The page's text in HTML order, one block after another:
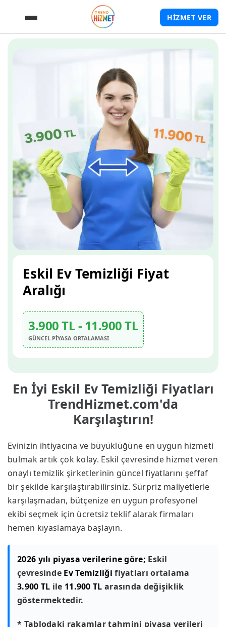
HİZMET VER
En İyi Eskil Ev Temizliği Fiyatları
TrendHizmet.com'da
Karşılaştırın!
Evinizin ihtiyacına ve büyüklüğüne en uygun hizmeti
bulmak artık çok kolay. Eskil çevresinde hizmet veren
onaylı temizlik şirketlerinin güncel fiyatlarını şeffaf
bir şekilde karşılaştırabilirsiniz. Sürpriz maliyetlerle
karşılaşmadan, bütçenize en uygun profesyonel
ekibi seçmek için ücretsiz teklif alarak firmaları
hemen kıyaslamaya başlayın.
2026 yılı piyasa verilerine göre; Eskil
çevresinde Ev Temizliği fiyatları ortalama
3.900 TL ile 11.900 TL arasında değişiklik
göstermektedir.
* Tablodaki rakamlar tahmini piyasa verileri
Eskil Ev Temizliği Fiyat
Aralığı
3.900 TL - 11.900 TL
GÜNCEL PİYASA ORTALAMASI